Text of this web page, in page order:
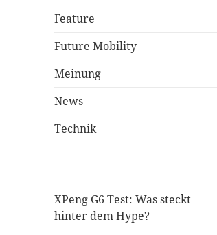
Feature
Future Mobility
Meinung
News
Technik
XPeng G6 Test: Was steckt
hinter dem Hype?